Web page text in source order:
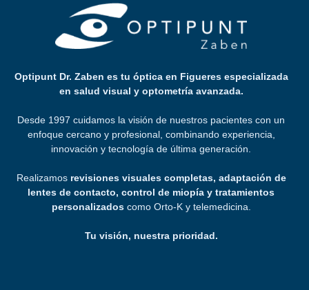
Optipunt Dr. Zaben es tu óptica en Figueres especializada
en salud visual y optometría avanzada.
Desde 1997 cuidamos la visión de nuestros pacientes con un
enfoque cercano y profesional, combinando experiencia,
innovación y tecnología de última generación.
Realizamos revisiones visuales completas, adaptación de
lentes de contacto, control de miopía y tratamientos
personalizadoscomo Orto-K y telemedicina.
Tu visión, nuestra prioridad.